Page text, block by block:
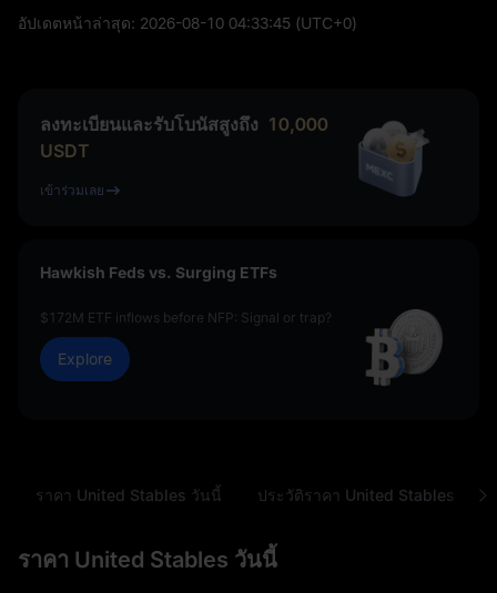
อัปเดตหน้าล่าสุด: 2026-08-10 04:33:45 (UTC+0)
ลงทะเบียนและรับโบนัสสูงถึง 10,000
USDT
เข้าร่วมเลย
Hawkish Feds vs. Surging ETFs
$172M ETF inflows before NFP: Signal or trap?
Explore
ราคา United Stables วันนี้ ประวัติราคา United Stables
ราคา United Stables วันนี้